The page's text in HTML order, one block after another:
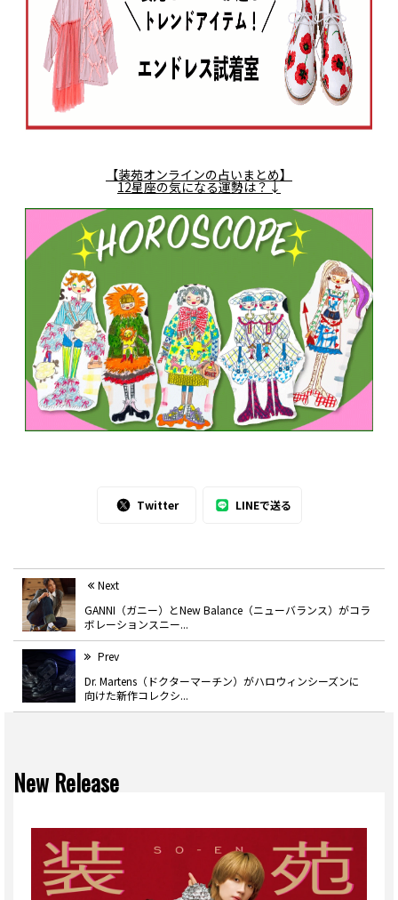
【装苑オンラインの占いまとめ】
12星座の気になる運勢は？↓
Twitter LINEで送る
Next
GANNI（ガニー）とNew Balance（ニューバランス）がコラ
ボレーションスニー...
Prev
Dr. Martens（ドクターマーチン）がハロウィンシーズンに
向けた新作コレクシ...
New Release